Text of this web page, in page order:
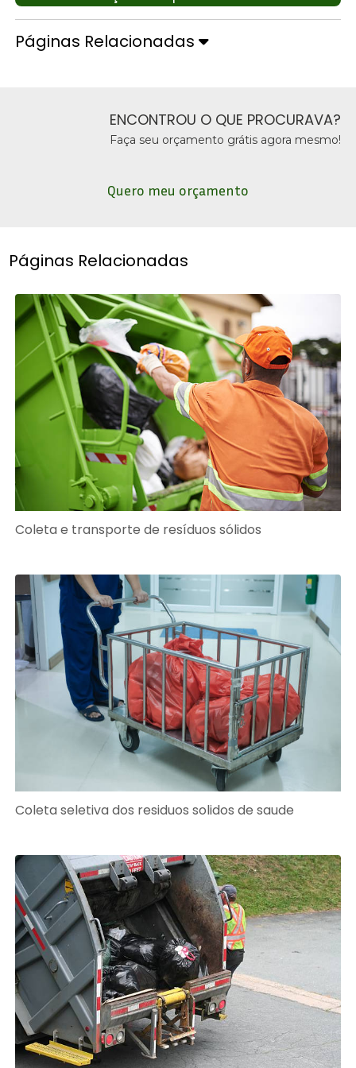
Páginas Relacionadas
ENCONTROU O QUE PROCURAVA?
Faça seu orçamento grátis agora mesmo!
Quero meu orçamento
Páginas Relacionadas
Coleta e transporte de resíduos sólidos
Coleta seletiva dos residuos solidos de saude